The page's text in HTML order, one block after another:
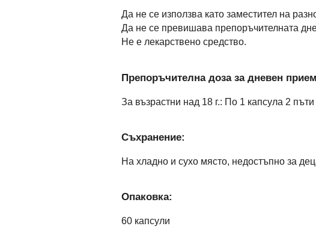
Да не се използва като заместител на
Да не се превишава препоръчителната
Не е лекарствено средство.
Препоръчителна доза за дневен
За възрастни над 18 г.: По 1 капсула 2
Съхранение:
На хладно и сухо място, недостъпно за
Опаковка:
60 капсули